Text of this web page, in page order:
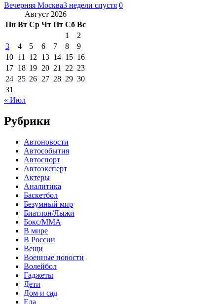
Вечерняя Москва3 недели спустя 0
Август 2026
Пн Вт Ср Чт Пт Сб Вс
1
2
3
4 5 6 7 8
9
10 11 12 13 14 15 16
17 18 19 20 21 22 23
24 25 26 27 28 29 30
31
« Июл
Рубрики
Автоновости
Автособытия
Автоспорт
Автоэксперт
Актеры
Аналитика
Баскетбол
Безумный мир
Биатлон/Лыжи
Бокс/MMA
В мире
В России
Вещи
Военные новости
Волейбол
Гаджеты
Дети
Дом и сад
Еда